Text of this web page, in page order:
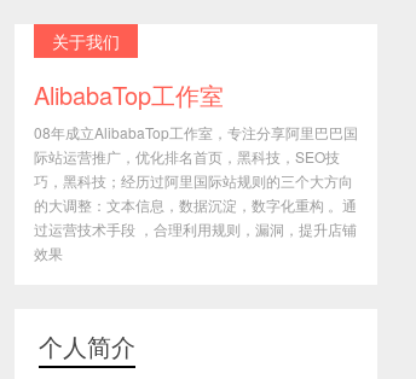
关于我们
AlibabaTop工作室
08年成立AlibabaTop工作室，专注分享阿里巴巴国
际站运营推广，优化排名首页，黑科技，SEO技
巧，黑科技；经历过阿里国际站规则的三个大方向
的大调整：文本信息，数据沉淀，数字化重构 。通
过运营技术手段 ，合理利用规则，漏洞，提升店铺
效果
个人简介